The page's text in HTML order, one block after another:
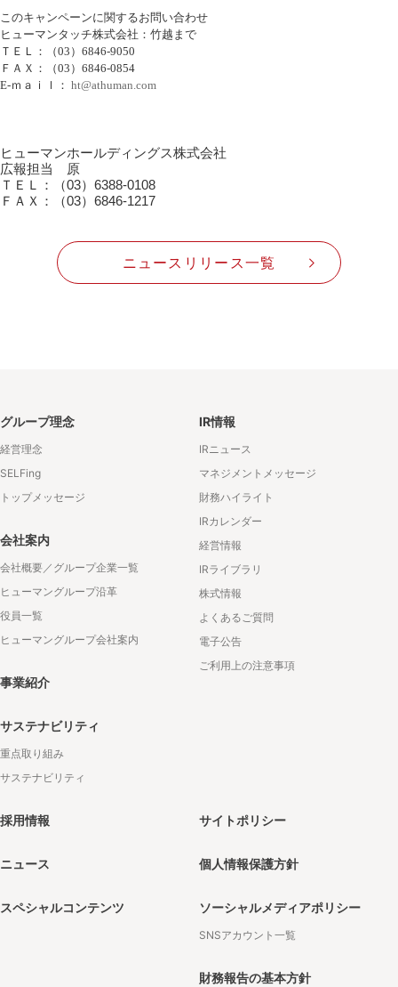
このキャンペーンに関するお問い合わせ
ヒューマンタッチ株式会社：竹越まで
ＴＥＬ：（03）6846-9050
ＦＡＸ：（03）6846-0854
E-ｍａｉｌ： ht@athuman.com
ヒューマンホールディングス株式会社
広報担当 原
ＴＥＬ：（03）6388-0108
ＦＡＸ：（03）6846-1217
ニュースリリース一覧
グループ理念
経営理念
SELFing
トップメッセージ
会社案内
会社概要／グループ企業一覧
ヒューマングループ沿革
役員一覧
ヒューマングループ会社案内
事業紹介
サステナビリティ
重点取り組み
サステナビリティ
IR情報
IRニュース
マネジメントメッセージ
財務ハイライト
IRカレンダー
経営情報
IRライブラリ
株式情報
よくあるご質問
電子公告
ご利用上の注意事項
採用情報
ニュース
スペシャルコンテンツ
サイトポリシー
個人情報保護方針
ソーシャルメディアポリシー
SNSアカウント一覧
財務報告の基本方針